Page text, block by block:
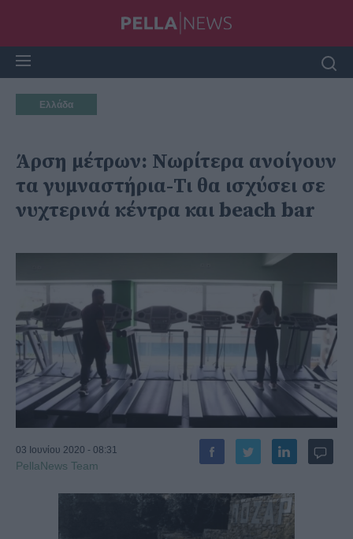
Ελλάδα
Άρση μέτρων: Νωρίτερα ανοίγουν
τα γυμναστήρια-Τι θα ισχύσει σε
νυχτερινά κέντρα και beach bar
03 Ιουνίου 2020 - 08:31
PellaNews Team